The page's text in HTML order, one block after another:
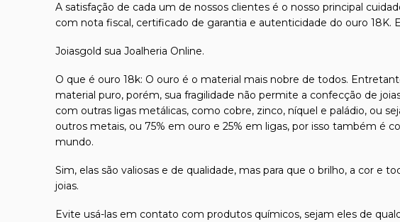
A satisfação de cada um de nossos clientes é o nosso principal
com nota fiscal, certificado de garantia e autenticidade do ouro 18K.
Joiasgold sua Joalheria Online.
O que é ouro 18k: O ouro é o material mais nobre de todos.
material puro, porém, sua fragilidade não permite a confecção de
com outras ligas metálicas, como cobre, zinco, níquel e paládio, ou
outros metais, ou 75% em ouro e 25% em ligas, por isso também é
mundo.
Sim, elas são valiosas e de qualidade, mas para que o brilho, a cor e
joias.
Evite usá-las em contato com produtos químicos, sejam eles de